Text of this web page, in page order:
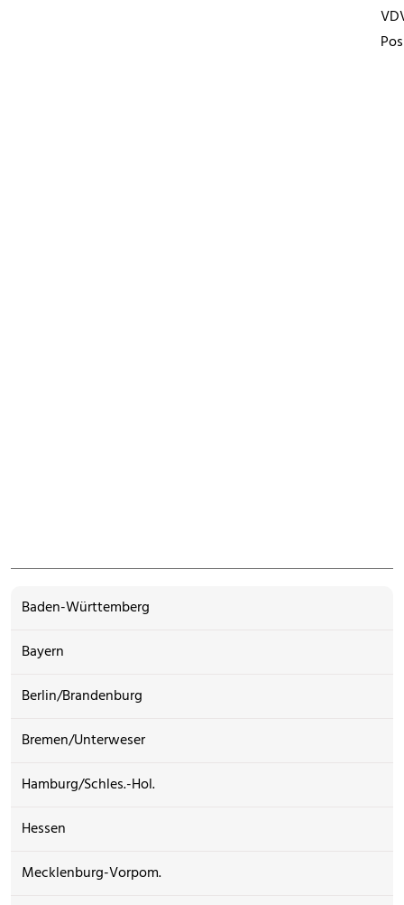
Baden-Württemberg
Bayern
Berlin/Brandenburg
Bremen/Unterweser
Hamburg/Schles.-Hol.
Hessen
Mecklenburg-Vorpom.